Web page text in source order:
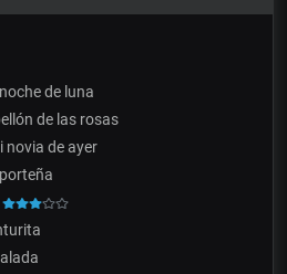
de luna
de las rosas
novia de ayer